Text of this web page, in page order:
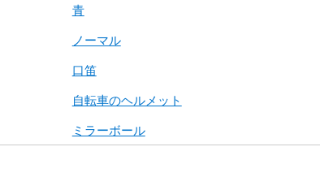
青
ノーマル
口笛
自転車のヘルメット
ミラーボール